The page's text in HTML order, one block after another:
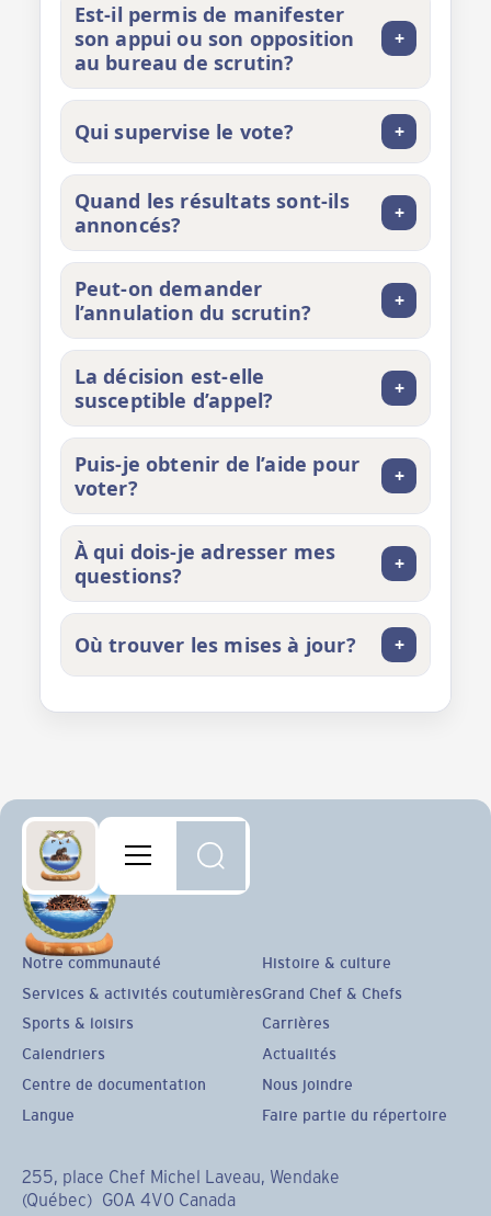
Est‑il permis de manifester
son appui ou son opposition
au bureau de scrutin?
+
Qui supervise le vote? +
Quand les résultats sont‑ils
annoncés?
+
Peut‑on demander
l’annulation du scrutin?
+
La décision est‑elle
susceptible d’appel?
+
Puis‑je obtenir de l’aide pour
voter?
+
À qui dois‑je adresser mes
questions?
+
Où trouver les mises à jour? +
255, place Chef Michel Laveau, Wendake
(Québec) G0A 4V0 Canada
Notre communauté
Services & activités coutumières
Sports & loisirs
Calendriers
Centre de documentation
Langue
Histoire & culture
Grand Chef & Chefs
Carrières
Actualités
Nous joindre
Faire partie du répertoire